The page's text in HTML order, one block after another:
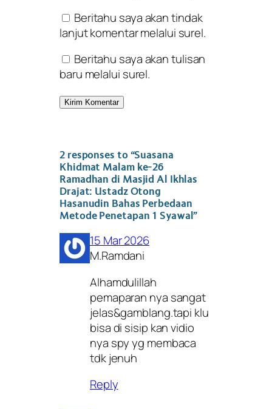
Beritahu saya akan tindak
lanjut komentar melalui surel.
Beritahu saya akan tulisan
baru melalui surel.
2 responses to “Suasana
Khidmat Malam ke-26
Ramadhan di Masjid Al Ikhlas
Drajat: Ustadz Otong
Hasanudin Bahas Perbedaan
Metode Penetapan 1 Syawal”
15 Mar 2026
M.Ramdani
Alhamdulillah
pemaparan nya sangat
jelas&gamblang.tapi klu
bisa di sisip kan vidio
nya spy yg membaca
tdk jenuh
Reply